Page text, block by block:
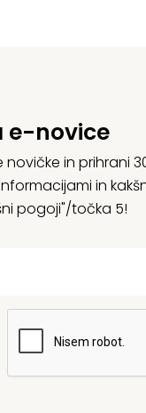
e-novice
novičke in
in
pogoji"/točka 5!